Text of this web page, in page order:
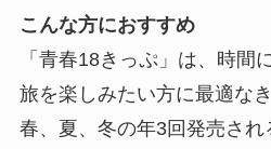
こんな方におすすめ
「青春18きっぷ」は、時間
旅を楽しみたい方に最適なき
春、夏、冬の年3回発売さ